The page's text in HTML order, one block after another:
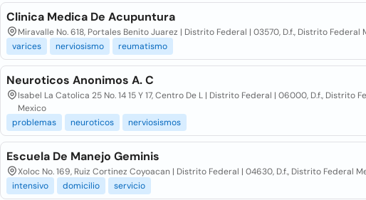
Clinica Medica De Acupuntura
Miravalle No. 618, Portales Benito Juarez | Distrito Federal | 03570, D.f., Distrito Federal
varices
nerviosismo reumatismo
Neuroticos Anonimos A. C
Isabel La Catolica 25 No. 14 15 Y 17, Centro De L | Distrito Federal | 06000, D.f., Distrito
Mexico
problemas
neuroticos nerviosismos
Escuela De Manejo Geminis
Xoloc No. 169, Ruiz Cortinez Coyoacan | Distrito Federal | 04630, D.f., Distrito Federal
intensivo
domicilio servicio